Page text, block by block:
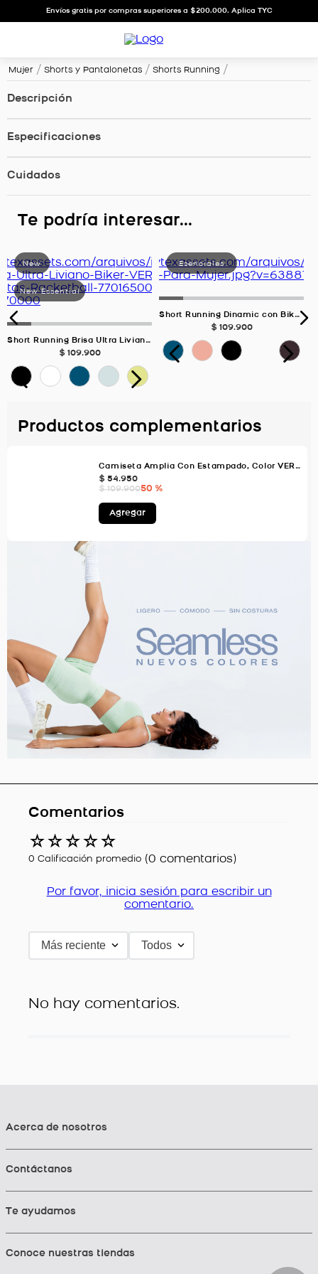
Envíos gratis por compras superiores a $200.000. Aplica TYC
Mujer Shorts y Pantalonetas Shorts Running
Descripción
Especificaciones
Cuidados
Te podría interesar...
Short Running Brisa Ultra Liviano Biker, Color VERDE SALVIA Para Mujer
$ 109.900
Short Running Dinamic con Biker Interno, Color Uva Para Mujer
$ 109.900
Productos complementarios
Camiseta Amplia Con Estampado, Color VERDE AGUA Para Mujer
$ 54.950
$ 109.90050 %
Agregar
Comentarios
☆☆☆☆☆
0 Calificación promedio (0 comentarios)
Por favor, inicia sesión para escribir un
comentario.
Más reciente Todos
No hay comentarios.
Acerca de nosotros
Contáctanos
Te ayudamos
Conoce nuestras tiendas